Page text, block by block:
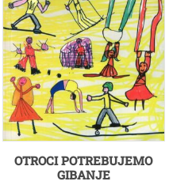
OTROCI POTREBUJEMO
GIBANJE